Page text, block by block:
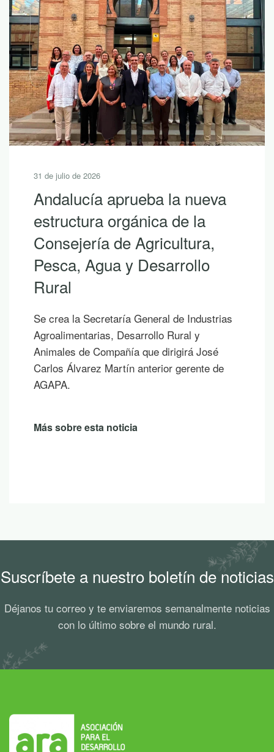
31 de julio de 2026
Andalucía aprueba la nueva
estructura orgánica de la
Consejería de Agricultura,
Pesca, Agua y Desarrollo
Rural
Se crea la Secretaría General de Industrias
Agroalimentarias, Desarrollo Rural y
Animales de Compañía que dirigirá José
Carlos Álvarez Martín anterior gerente de
AGAPA.
Más sobre esta noticia
Suscríbete a nuestro boletín de noticias
Déjanos tu correo y te enviaremos semanalmente noticias
con lo último sobre el mundo rural.